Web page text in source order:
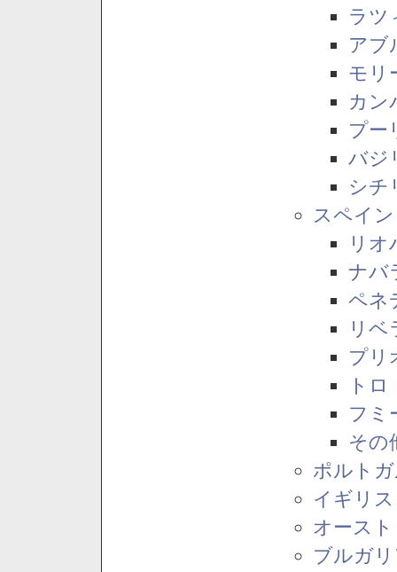
ラツ
アブ
モリ
カン
プー
バジ
シチ
スペイン
リオ
ナバ
ペネ
リベ
プリ
トロ
フミ
その
ポルト
イギリス
オース
ブルガ